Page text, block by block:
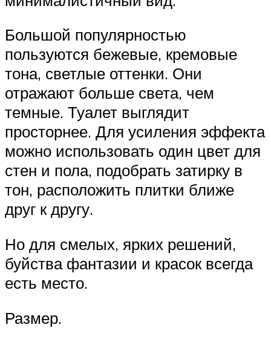
Большой популярностью
пользуются бежевые, кремовые
тона, светлые оттенки. Они
отражают больше света, чем
темные. Туалет выглядит
просторнее. Для усиления эффекта
можно использовать один цвет для
стен и пола, подобрать затирку в
тон, расположить плитки ближе
друг к другу.
Но для смелых, ярких решений,
буйства фантазии и красок всегда
есть место.
Размер.